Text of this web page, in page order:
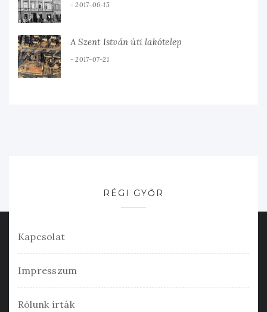
2017-06-15
A Szent István úti lakótelep
2017-07-21
RÉGI GYŐR
Kapcsolat
Impresszum
Rólunk írták